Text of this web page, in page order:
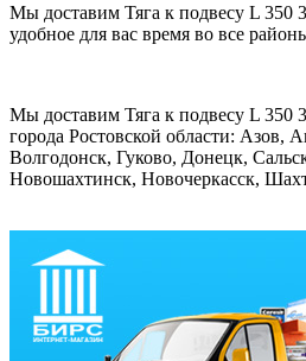
Мы доставим Тяга к подвесу L 350
удобное для вас время во все
Мы доставим Тяга к подвесу L 350
города Ростовской области: Азов,
Волгодонск, Гуково, Донецк,
Новошахтинск, Новочеркасск,